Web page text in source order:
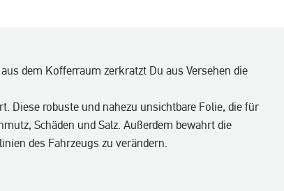
dem Kofferraum zerkratzt Du aus Versehen die
Diese robuste und nahezu unsichtbare Folie, die für
Schäden und Salz. Außerdem bewahrt die
des Fahrzeugs zu verändern.